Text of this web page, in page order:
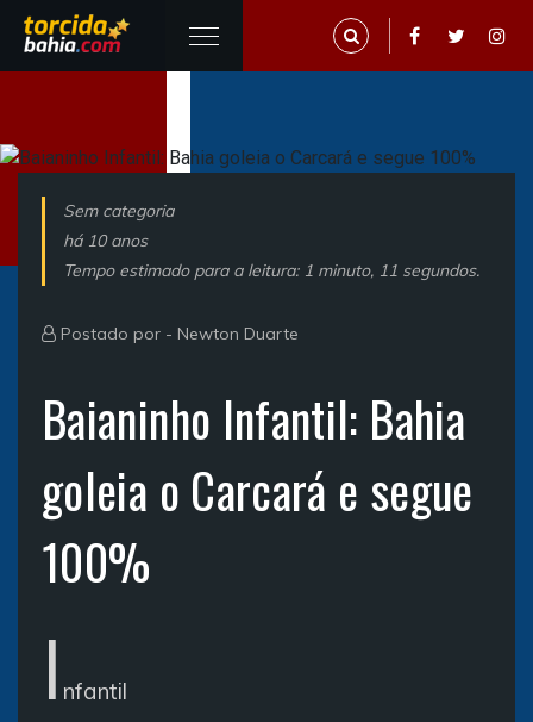
Sem categoria
há 10 anos
Tempo estimado para a leitura: 1 minuto, 11 segundos.
Postado por - Newton Duarte
Baianinho Infantil: Bahia
goleia o Carcará e segue
100%
I nfantil